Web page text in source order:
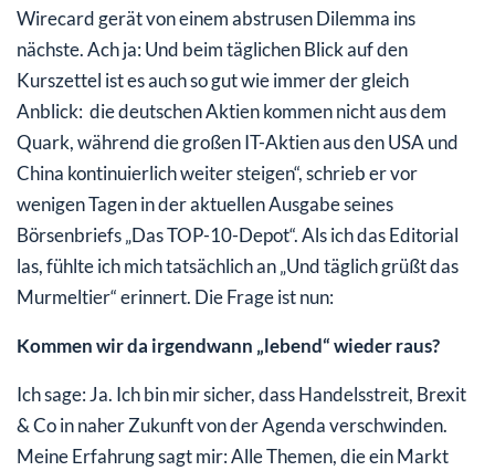
Wirecard gerät von einem abstrusen Dilemma ins
nächste. Ach ja: Und beim täglichen Blick auf den
Kurszettel ist es auch so gut wie immer der gleich
Anblick: die deutschen Aktien kommen nicht aus dem
Quark, während die großen IT-Aktien aus den USA und
China kontinuierlich weiter steigen“, schrieb er vor
wenigen Tagen in der aktuellen Ausgabe seines
Börsenbriefs „Das TOP-10-Depot“. Als ich das Editorial
las, fühlte ich mich tatsächlich an „Und täglich grüßt das
Murmeltier“ erinnert. Die Frage ist nun:
Kommen wir da irgendwann „lebend“ wieder raus?
Ich sage: Ja. Ich bin mir sicher, dass Handelsstreit, Brexit
& Co in naher Zukunft von der Agenda verschwinden.
Meine Erfahrung sagt mir: Alle Themen, die ein Markt